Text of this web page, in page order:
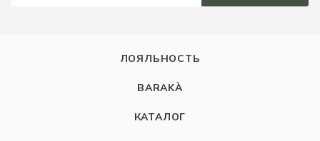
ЛОЯЛЬНОСТЬ
BARAKÀ
КАТАЛОГ